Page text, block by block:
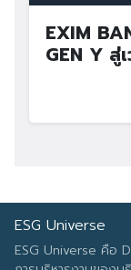
EXIM
GEN Y สู่
ESG Universe
ESG Universe คือ